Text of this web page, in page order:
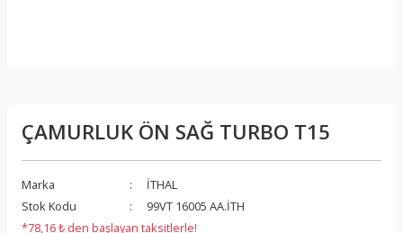
ÇAMURLUK ÖN SAĞ TURBO T15
Marka
İTHAL
Stok Kodu
99VT 16005 AA.İTH
*78,16 ₺ den başlayan taksitlerle!